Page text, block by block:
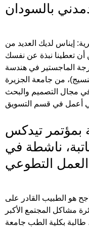
بالسودان
إيناس لديك العديد من
أن تعطينا نبذة عن نفسك
الماجستير في هندسة
من جامعة الجزيرة
مجال التصميم والبحث
بمؤتمر تيدكس
ناشطة في
التطوعي
هو الطبيب القادر على
مشاكل المجتمع الأكبر
بكلية الطب جامعة